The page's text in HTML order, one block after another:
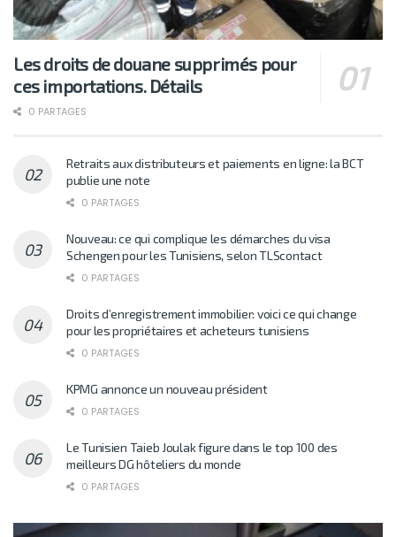
Les droits de douane supprimés pour
ces importations. Détails
0 PARTAGES
Retraits aux distributeurs et paiements en ligne: la BCT
publie une note
0 PARTAGES
Nouveau: ce qui complique les démarches du visa
Schengen pour les Tunisiens, selon TLScontact
0 PARTAGES
Droits d’enregistrement immobilier: voici ce qui change
pour les propriétaires et acheteurs tunisiens
0 PARTAGES
KPMG annonce un nouveau président
0 PARTAGES
Le Tunisien Taieb Joulak figure dans le top 100 des
meilleurs DG hôteliers du monde
0 PARTAGES